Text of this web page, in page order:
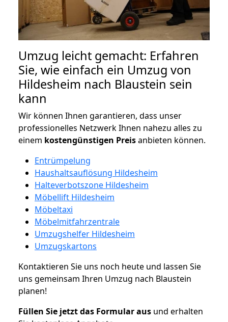
Umzug leicht gemacht: Erfahren
Sie, wie einfach ein Umzug von
Hildesheim nach Blaustein sein
kann
Wir können Ihnen garantieren, dass unser
professionelles Netzwerk Ihnen nahezu alles zu
einem kostengünstigen Preisanbieten können.
Entrümpelung
Haushaltsauflösung Hildesheim
Halteverbotszone Hildesheim
Möbellift Hildesheim
Möbeltaxi
Möbelmitfahrzentrale
Umzugshelfer Hildesheim
Umzugskartons
Kontaktieren Sie uns noch heute und lassen Sie
uns gemeinsam Ihren Umzug nach Blaustein
planen!
Füllen Sie jetzt das Formular aus und erhalten